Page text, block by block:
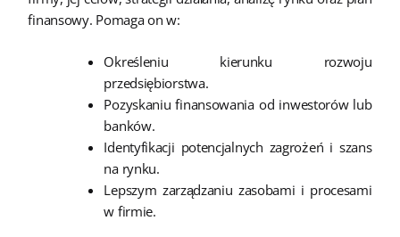
finansowy. Pomaga on w:
Określeniu kierunku rozwoju
przedsiębiorstwa.
Pozyskaniu finansowania od inwestorów lub
banków.
Identyfikacji potencjalnych zagrożeń i szans
na rynku.
Lepszym zarządzaniu zasobami i procesami
w firmie.